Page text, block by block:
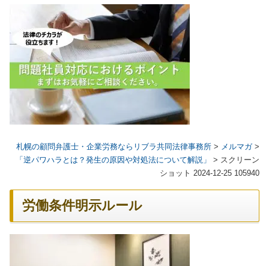
札幌の顧問弁護士・企業労務ならリブラ共同法律事務所 > メルマガ>
「逆パワハラとは？発生の原因や対処法について解説」
> スクリーン
ショット 2024-12-25 105940
労働条件明示ルール